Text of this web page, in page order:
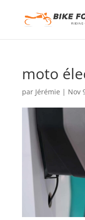
moto
par Jérémie | Nov